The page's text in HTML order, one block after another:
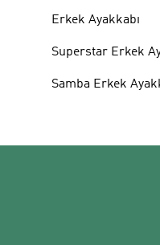
Erkek Ayakkabı
Superstar Erkek
Samba Erkek